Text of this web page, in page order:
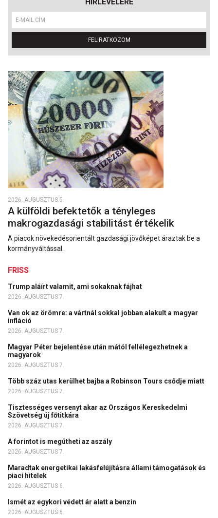
FELIRATKOZOM
2026. AUGUSZTUS 5.
A külföldi befektetők a tényleges
makrogazdasági stabilitást értékelik
A piacok növekedésorientált gazdasági jövőképet áraztak be a
kormányváltással.
FRISS
Trump aláírt valamit, ami sokaknak fájhat
2026. AUGUSZTUS 7.
Van ok az örömre: a vártnál sokkal jobban alakult a magyar
infláció
2026. AUGUSZTUS 7.
Magyar Péter bejelentése után mától fellélegezhetnek a
magyarok
2026. AUGUSZTUS 7.
Több száz utas kerülhet bajba a Robinson Tours csődje miatt
2026. AUGUSZTUS 7.
Tisztességes versenyt akar az Országos Kereskedelmi
Szövetség új főtitkára
2026. AUGUSZTUS 7.
A forintot is megütheti az aszály
2026. AUGUSZTUS 7.
Maradtak energetikai lakásfelújításra állami támogatások és
piaci hitelek
2026. AUGUSZTUS 6.
Ismét az egykori védett ár alatt a benzin
2026. AUGUSZTUS 6.